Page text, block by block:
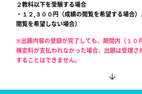
２教科以下を受験する場合
・１２,３００円（成績の閲覧を希望する場合
閲覧を希望しない場合）
※出願内容の登録が完了しても、期間内（１０
検定料が支払われなかった場合、出願は受理さ
することはできません。